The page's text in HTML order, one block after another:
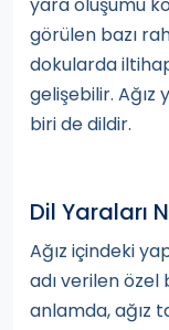
görülen bazı
dokularda
gelişebilir. Ağız
biri de dildir.
Dil Yaraları
Ağız içindeki
adı verilen özel
anlamda, ağız